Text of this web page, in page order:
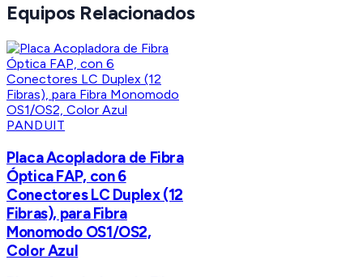
Equipos Relacionados
PANDUIT
Placa Acopladora de Fibra
Óptica FAP, con 6
Conectores LC Duplex (12
Fibras), para Fibra
Monomodo OS1/OS2,
Color Azul